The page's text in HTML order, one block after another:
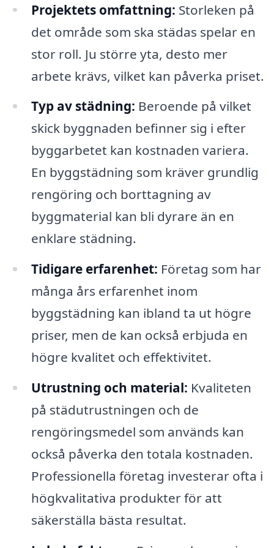
Projektets omfattning: Storleken på
det område som ska städas spelar en
stor roll. Ju större yta, desto mer
arbete krävs, vilket kan påverka priset.
Typ av städning: Beroende på vilket
skick byggnaden befinner sig i efter
byggarbetet kan kostnaden variera.
En byggstädning som kräver grundlig
rengöring och borttagning av
byggmaterial kan bli dyrare än en
enklare städning.
Tidigare erfarenhet: Företag som har
många års erfarenhet inom
byggstädning kan ibland ta ut högre
priser, men de kan också erbjuda en
högre kvalitet och effektivitet.
Utrustning och material: Kvaliteten
på städutrustningen och de
rengöringsmedel som används kan
också påverka den totala kostnaden.
Professionella företag investerar ofta i
högkvalitativa produkter för att
säkerställa bästa resultat.